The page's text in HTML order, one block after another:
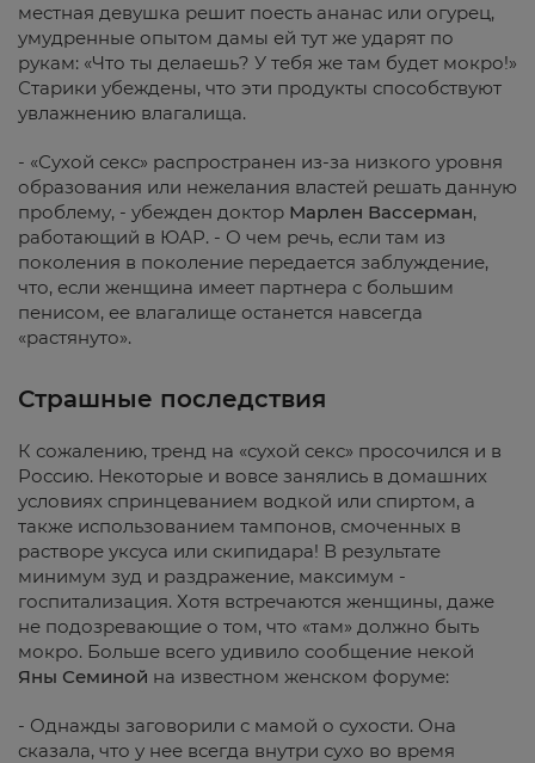
местная девушка решит поесть ананас или огурец,
умудренные опытом дамы ей тут же ударят по
рукам: «Что ты делаешь? У тебя же там будет мокро!»
Старики убеждены, что эти продукты способствуют
увлажнению влагалища.
- «Сухой секс» распространен из-за низкого уровня
образования или нежелания властей решать данную
проблему, - убежден доктор Марлен Вассерман,
работающий в ЮАР. - О чем речь, если там из
поколения в поколение передается заблуждение,
что, если женщина имеет партнера с большим
пенисом, ее влагалище останется навсегда
«растянуто».
Страшные последствия
К сожалению, тренд на «сухой секс» просочился и в
Россию. Некоторые и вовсе занялись в домашних
условиях спринцеванием водкой или спиртом, а
также использованием тампонов, смоченных в
растворе уксуса или скипидара! В результате
минимум зуд и раздражение, максимум -
госпитализация. Хотя встречаются женщины, даже
не подозревающие о том, что «там» должно быть
мокро. Больше всего удивило сообщение некой
Яны Семиной на известном женском форуме:
- Однажды заговорили с мамой о сухости. Она
сказала, что у нее всегда внутри сухо во время